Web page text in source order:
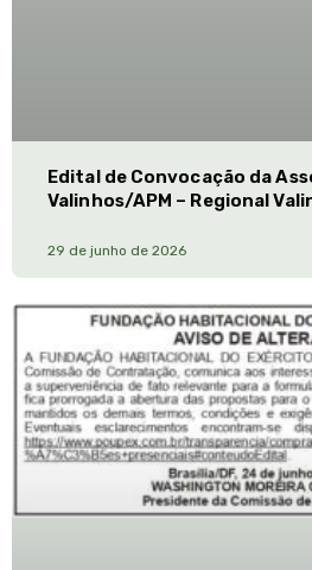
Edital de Convocação da
Valinhos/APM – Regional
29 de junho de 2026